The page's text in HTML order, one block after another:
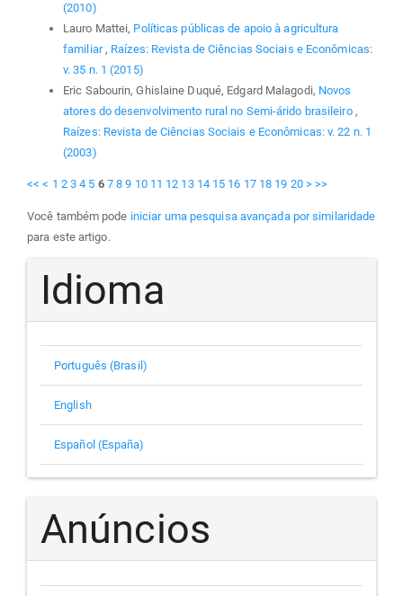
(2010)
Lauro Mattei, Políticas públicas de apoio à agricultura
familiar, Raízes: Revista de Ciências Sociais e Econômicas:
v. 35 n. 1 (2015)
Eric Sabourin, Ghislaine Duqué, Edgard Malagodi, Novos
atores do desenvolvimento rural no Semi-árido brasileiro ,
Raízes: Revista de Ciências Sociais e Econômicas: v. 22 n. 1
(2003)
<< < 1 2 3 4 5 6 7 8 9 10 11 12 13 14 15 16 17 18 19 20 > >>
Você também pode iniciar uma pesquisa avançada por similaridade
para este artigo.
Idioma
Português (Brasil)
English
Español (España)
Anúncios